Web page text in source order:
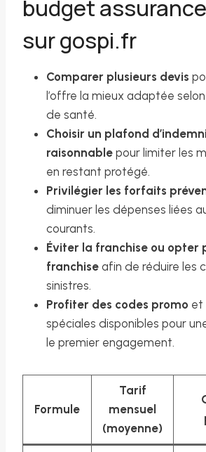
budget
sur gospi.fr
Comparer plusieurs devis
l’offre la mieux adaptée selon
de santé.
Choisir un plafond
raisonnable pour limiter les
en restant protégé.
Privilégier les forfaits
diminuer les dépenses liées
courants.
Éviter la franchise ou opter
franchise afin de réduire les
sinistres.
Profiter des codes promo et
spéciales disponibles pour
le premier engagement.
Formule
Tarif
mensuel
(moyenne)